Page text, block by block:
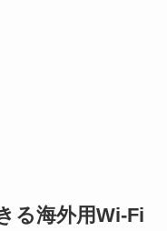
る海外用Wi-Fi